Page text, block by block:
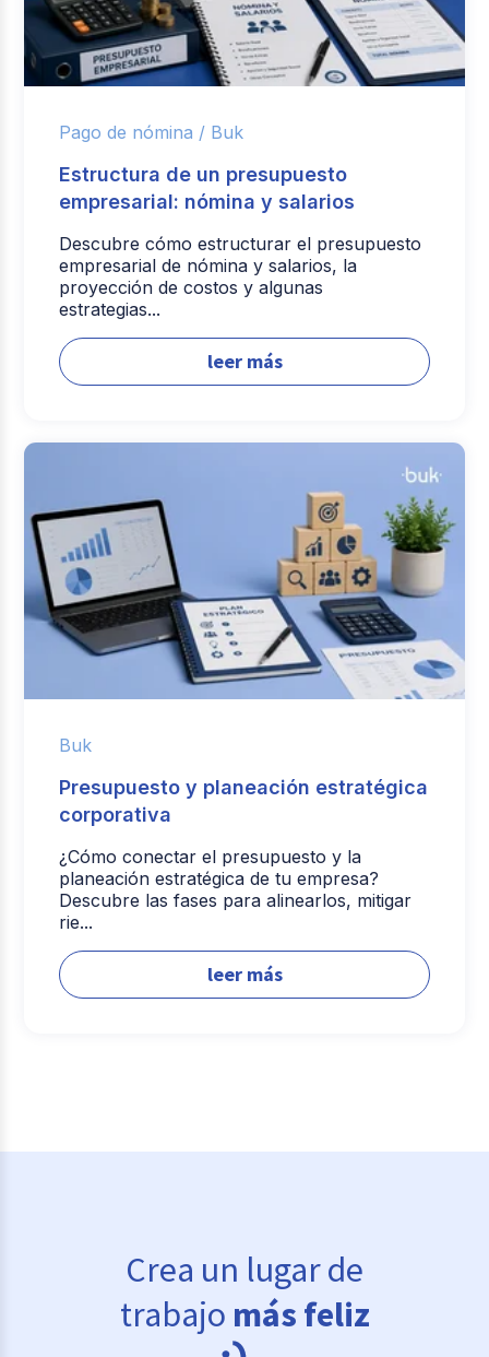
Pago de nómina / Buk
Estructura de un presupuesto
empresarial: nómina y salarios
Descubre cómo estructurar el presupuesto
empresarial de nómina y salarios, la
proyección de costos y algunas
estrategias...
leer más
Buk
Presupuesto y planeación estratégica
corporativa
¿Cómo conectar el presupuesto y la
planeación estratégica de tu empresa?
Descubre las fases para alinearlos, mitigar
rie...
leer más
Crea un lugar de
trabajo más feliz